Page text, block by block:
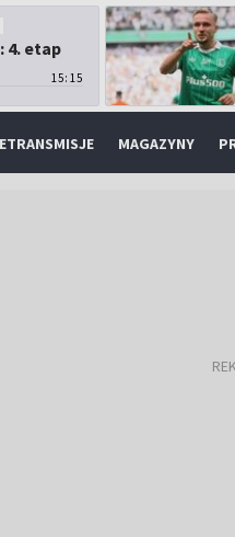
4. etap
15:15
MAGAZYNY